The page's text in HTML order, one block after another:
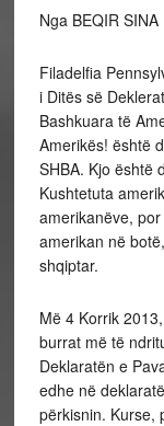
Nga BEQIR SINA
Filadelfia
i Ditës së
Bashkuara të
Amerikës! është
SHBA. Kjo është
Kushtetuta
amerikanëve,
amerikan në
shqiptar.
Më 4 Korrik
burrat më të
Deklaratën e
edhe në
përkisnin. Kurse,